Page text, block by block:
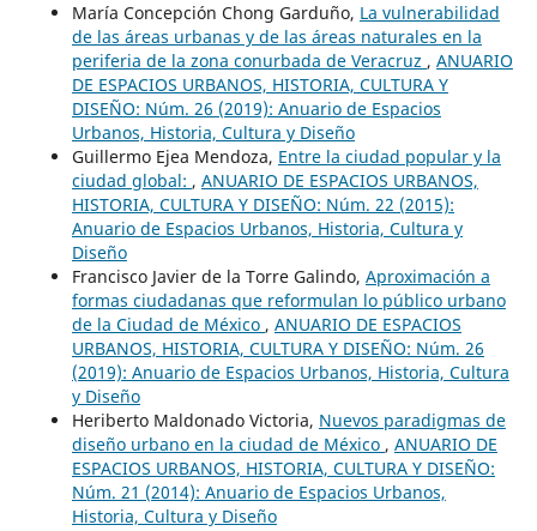
María Concepción Chong Garduño, La vulnerabilidad
de las áreas urbanas y de las áreas naturales en la
periferia de la zona conurbada de Veracruz , ANUARIO
DE ESPACIOS URBANOS, HISTORIA, CULTURA Y
DISEÑO: Núm. 26 (2019): Anuario de Espacios
Urbanos, Historia, Cultura y Diseño
Guillermo Ejea Mendoza, Entre la ciudad popular y la
ciudad global: , ANUARIO DE ESPACIOS URBANOS,
HISTORIA, CULTURA Y DISEÑO: Núm. 22 (2015):
Anuario de Espacios Urbanos, Historia, Cultura y
Diseño
Francisco Javier de la Torre Galindo, Aproximación a
formas ciudadanas que reformulan lo público urbano
de la Ciudad de México , ANUARIO DE ESPACIOS
URBANOS, HISTORIA, CULTURA Y DISEÑO: Núm. 26
(2019): Anuario de Espacios Urbanos, Historia, Cultura
y Diseño
Heriberto Maldonado Victoria, Nuevos paradigmas de
diseño urbano en la ciudad de México , ANUARIO DE
ESPACIOS URBANOS, HISTORIA, CULTURA Y DISEÑO:
Núm. 21 (2014): Anuario de Espacios Urbanos,
Historia, Cultura y Diseño